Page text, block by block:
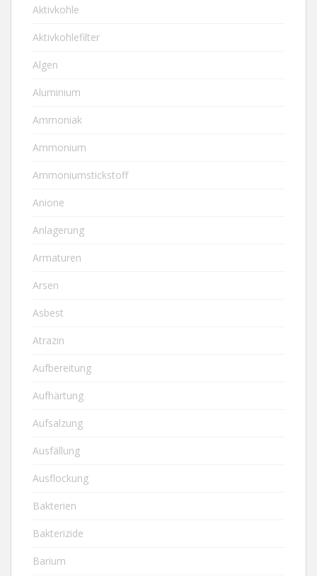
Aktivkohle
Aktivkohlefilter
Algen
Aluminium
Ammoniak
Ammonium
Ammoniumstickstoff
Anione
Anlagerung
Armaturen
Arsen
Asbest
Atrazin
Aufbereitung
Aufhärtung
Aufsalzung
Ausfällung
Ausflockung
Bakterien
Bakterizide
Barium